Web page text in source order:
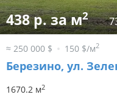
438 р. за м2
≈ 250 000 $ 150 $/м2
Березино, ул.
1670.2 м2